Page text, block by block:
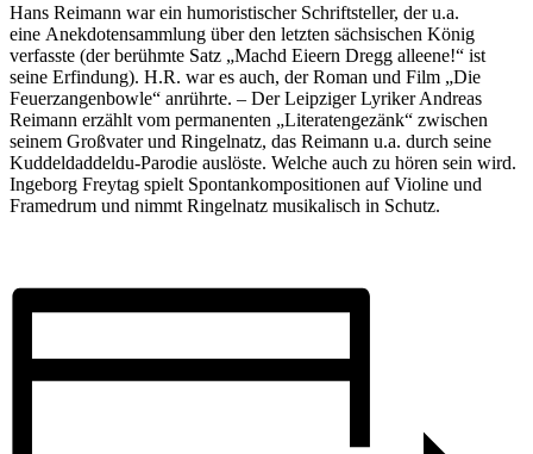
Hans Reimann war ein humoristischer Schriftsteller, der u.a.
eine Anekdotensammlung über den letzten sächsischen König
verfasste (der berühmte Satz „Machd Eieern Dregg alleene!“ ist
seine Erfindung). H.R. war es auch, der Roman und Film „Die
Feuerzangenbowle“ anrührte. – Der Leipziger Lyriker Andreas
Reimann erzählt vom permanenten „Literatengezänk“ zwischen
seinem Großvater und Ringelnatz, das Reimann u.a. durch seine
Kuddeldaddeldu-Parodie auslöste. Welche auch zu hören sein wird.
Ingeborg Freytag spielt Spontankompositionen auf Violine und
Framedrum und nimmt Ringelnatz musikalisch in Schutz.